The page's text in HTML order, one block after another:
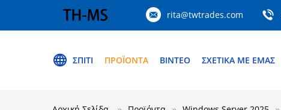
rita@twtrades.com
ΣΠΊΤΙ ΠΡΟΪΌΝΤΑ ΒΊΝΤΕΟ ΣΧΕΤΙΚΆ ΜΕ ΕΜΆΣ